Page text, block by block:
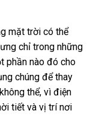
mặt trời có thể
chỉ trong những
phần nào đó cho
chúng để thay
thể, vì điện
tiết và vị trí nơi